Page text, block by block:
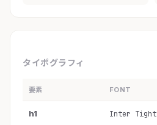
タイポグラフィ
要素 FONT
h1 Inter Tight